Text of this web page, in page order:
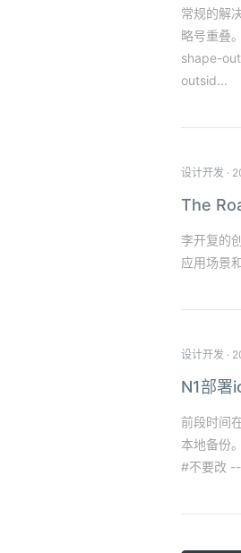
常规的解
略号重叠
shape-
outsid...
设计开发 ·
The
李开复的
应用场景
设计开发 ·
N1部署
前段时间
本地备份
#不要改